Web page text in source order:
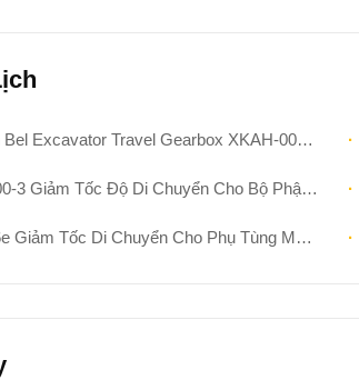
Excavator Travel Gearbox XKAH-00822
Cho Bộ Phận Phụ Tùng Máy Đào Komatsu 203-60-00302 203-60-00301 203-60-00300 203-60-41101 Hộp Số Di Chuyển
Phụ Tùng Máy Đào 350-0452 199-4505 210-3529 3500452 1994505 2103529 Bộ Giảm Tốc Truyền Động Xích Hậu Mãi